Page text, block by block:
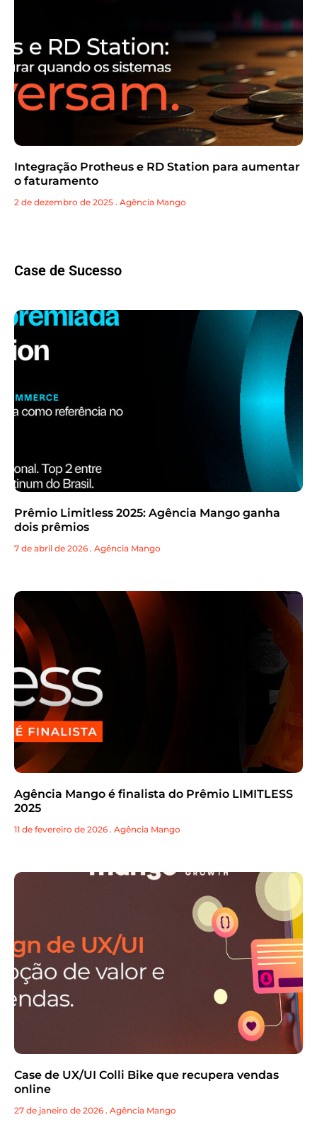
Integração Protheus e RD Station para aumentar
o faturamento
2 de dezembro de 2025 . Agência Mango
Case de Sucesso
Prêmio Limitless 2025: Agência Mango ganha
dois prêmios
7 de abril de 2026 . Agência Mango
Agência Mango é finalista do Prêmio LIMITLESS
2025
11 de fevereiro de 2026 . Agência Mango
Case de UX/UI Colli Bike que recupera vendas
online
27 de janeiro de 2026 . Agência Mango